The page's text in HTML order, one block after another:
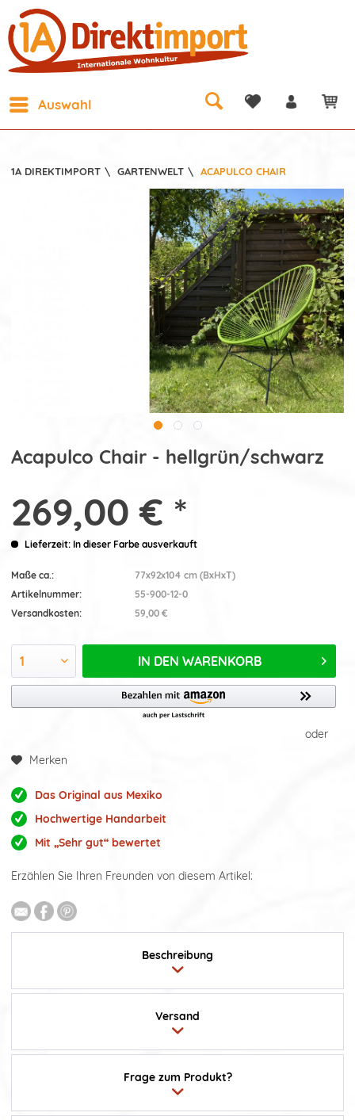
Auswahl
1A DIREKTIMPORT \ GARTENWELT \ ACAPULCO CHAIR
Acapulco Chair - hellgrün/schwarz
269,00 € *
Lieferzeit: In dieser Farbe ausverkauft
Maße ca.:
77x92x104 cm (BxHxT)
Artikelnummer:
55-900-12-0
Versandkosten:
59,00 €
IN DEN WARENKORB
oder
Merken
Das Original aus Mexiko
Hochwertige Handarbeit
Mit „Sehr gut“ bewertet
Erzählen Sie Ihren Freunden von diesem Artikel:
Beschreibung
Frage zum Produkt?
Versand